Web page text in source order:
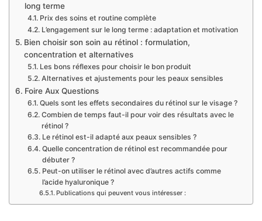
long terme
Prix des soins et routine complète
L’engagement sur le long terme : adaptation et motivation
Bien choisir son soin au rétinol : formulation,
concentration et alternatives
Les bons réflexes pour choisir le bon produit
Alternatives et ajustements pour les peaux sensibles
Foire Aux Questions
Quels sont les effets secondaires du rétinol sur le visage ?
Combien de temps faut-il pour voir des résultats avec le
rétinol ?
Le rétinol est-il adapté aux peaux sensibles ?
Quelle concentration de rétinol est recommandée pour
débuter ?
Peut-on utiliser le rétinol avec d’autres actifs comme
l’acide hyaluronique ?
Publications qui peuvent vous intéresser :